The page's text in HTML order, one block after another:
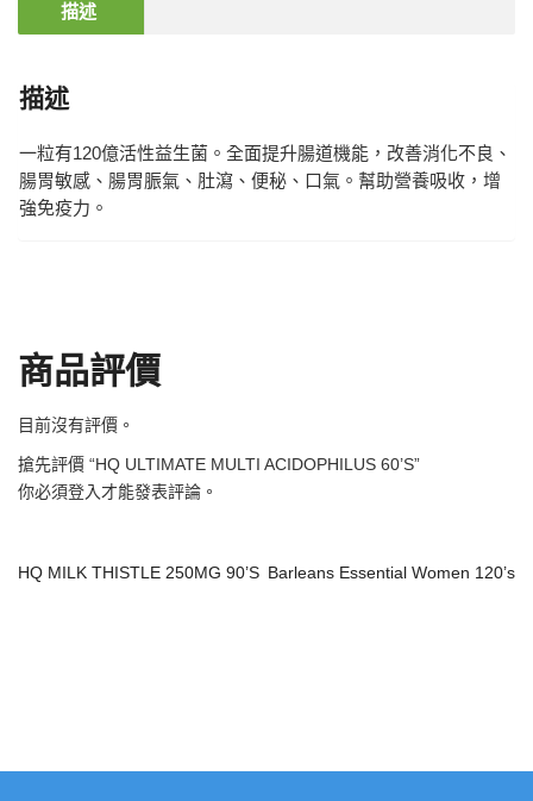
描述
描述
一粒有120億活性益生菌。全面提升腸道機能，改善消化不良、
腸胃敏感、腸胃脤氣、肚瀉、便秘、口氣。幫助營養吸收，增
強免疫力。
商品評價
目前沒有評價。
搶先評價 “HQ ULTIMATE MULTI ACIDOPHILUS 60’S”
你必須登入才能發表評論。
HQ MILK THISTLE 250MG 90’S Barleans Essential Women 120’s